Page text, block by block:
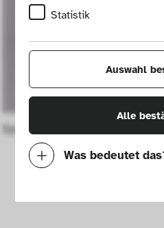
Statistik
Auswahl
Alle
Was bedeutet
Mit diesen Cookies
Spiegelreflexkamera Nikon F